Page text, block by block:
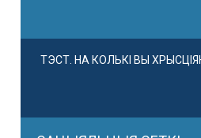
ТЭСТ. НА КОЛЬКІ ВЫ